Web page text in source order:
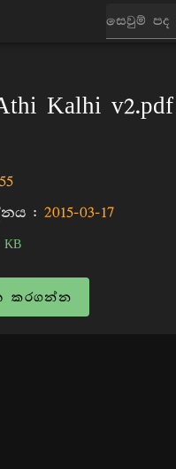
Kalhi v2.pdf
: 2015-03-17
KB
කරගන්න